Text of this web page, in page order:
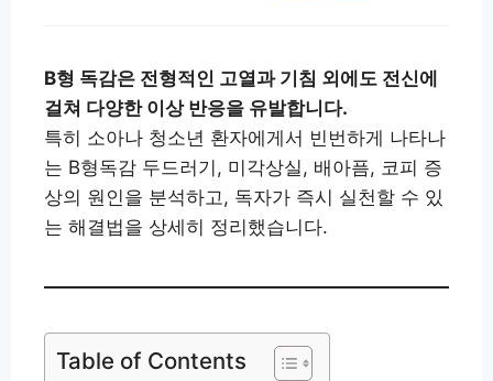
B형 독감은 전형적인 고열과 기침 외에도 전신에
걸쳐 다양한 이상 반응을 유발합니다.
특히 소아나 청소년 환자에게서 빈번하게 나타나
는 B형독감 두드러기, 미각상실, 배아픔, 코피 증
상의 원인을 분석하고, 독자가 즉시 실천할 수 있
는 해결법을 상세히 정리했습니다.
Table of Contents